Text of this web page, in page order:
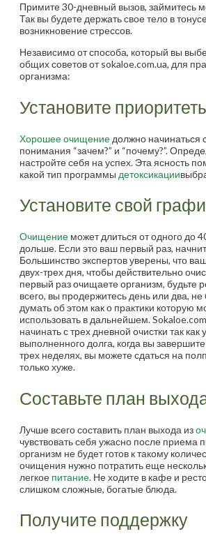
Примите 30-дневный вызов, займитесь
Так вы будете держать свое тело в
возникновение стрессов.
Независимо от способа, который вы
общих советов от sokaloe.com.ua, для
организма:
Установите
Хорошее очищение должно начинаться
понимания “зачем?” и “почему?”.
настройте себя на успех. Эта ясность
какой тип программы детоксикации
Установите свой
Очищение может длиться от одного до
дольше. Если это ваш первый раз,
Большинство экспертов уверены, что
двух-трех дня, чтобы действительно
первый раз очищаете организм, будьте
всего, вы продержитесь день или два,
думать об этом как о практики которую
использовать в дальнейшем.
начинать с трех дневной очистки так как
выполненного долга, когда вы
трех неделях, вы можете сдаться на
только хуже.
Составьте план
Лучше всего составить план выхода из
чувствовать себя ужасно после приема
организм не будет готов к такому
очищения нужно потратить еще
легкое питание. Не ходите в кафе и
слишком сложные, богатые блюда.
Получите поддержку